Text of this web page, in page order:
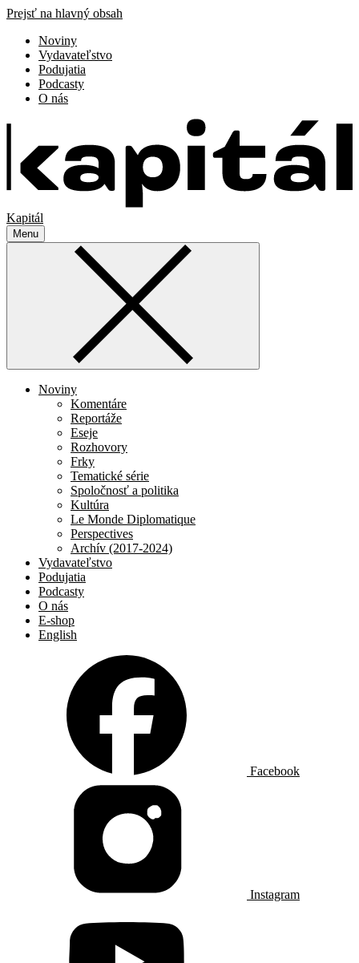
Prejsť na hlavný obsah
Noviny
Vydavateľstvo
Podujatia
Podcasty
O nás
Kapitál
Menu
Noviny
Komentáre
Reportáže
Eseje
Rozhovory
Frky
Tematické série
Spoločnosť a politika
Kultúra
Le Monde Diplomatique
Perspectives
Archív (2017-2024)
Vydavateľstvo
Podujatia
Podcasty
O nás
E-shop
English
Facebook
Instagram